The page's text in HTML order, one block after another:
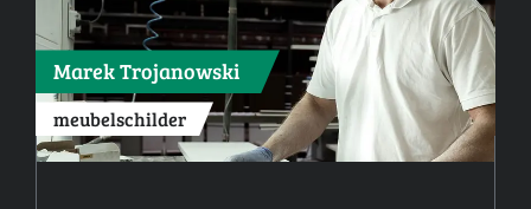
Marek Trojanowski
meubelschilder